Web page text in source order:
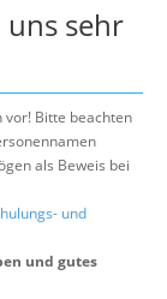
sehr
vor! Bitte beachten
als Beweis bei
und
und gutes